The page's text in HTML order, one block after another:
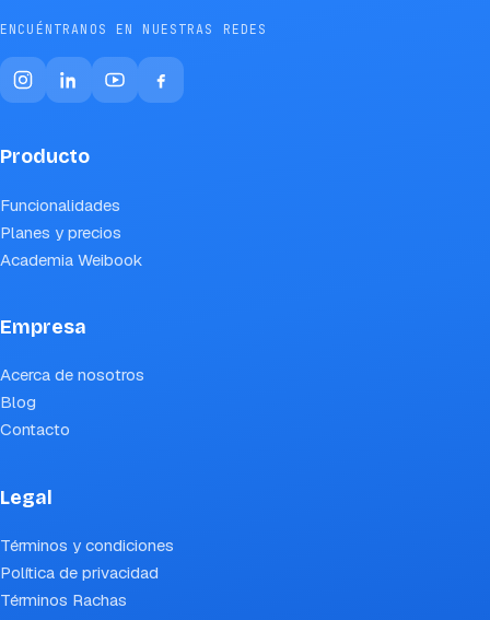
ENCUÉNTRANOS EN NUESTRAS REDES
Producto
Funcionalidades
Planes y precios
Academia Weibook
Empresa
Acerca de nosotros
Blog
Contacto
Legal
Términos y condiciones
Política de privacidad
Términos Rachas